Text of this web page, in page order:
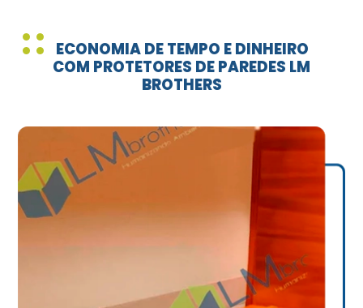
ECONOMIA DE TEMPO E DINHEIRO
COM PROTETORES DE PAREDES LM
BROTHERS